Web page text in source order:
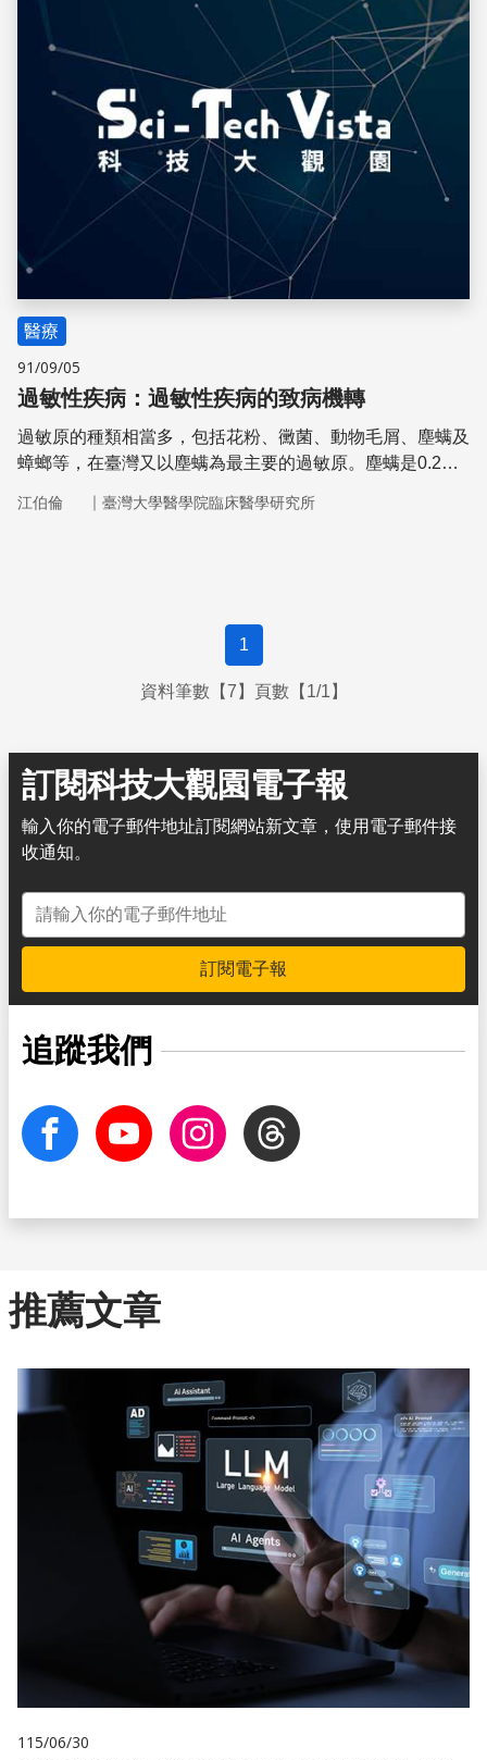
醫療
91/09/05
過敏性疾病：過敏性疾病的致病機轉
過敏原的種類相當多，包括花粉、黴菌、動物毛屑、塵螨及
蟑螂等，在臺灣又以塵螨為最主要的過敏原。塵螨是0.2～
使是死去的也會導致過敏。
江伯倫 ｜ 臺灣大學醫學院臨床醫學研究所
1
資料筆數【7】頁數【1/1】
訂閱科技大觀園電子報
輸入你的電子郵件地址訂閱網站新文章，使用電子郵件接
收通知。
電子郵件地址
訂閱電子報
追蹤我們
facebook Youtube InstagramThreads
推薦文章
115/06/30